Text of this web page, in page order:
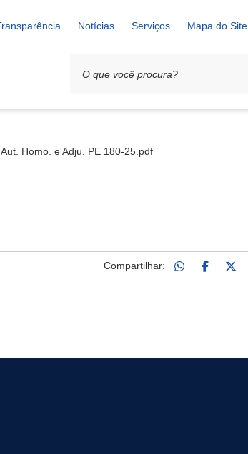
Notícias Serviços Mapa do Site
Homo. e Adju. PE 180-25.pdf
Compartilhar: